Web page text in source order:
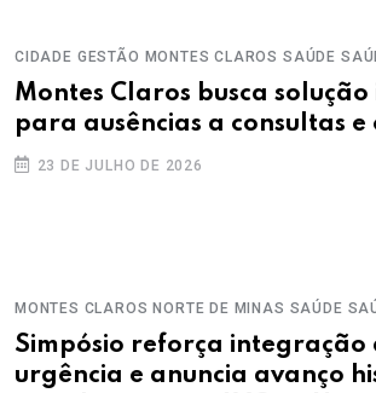
CIDADE GESTÃO MONTES CLAROS SAÚDE
Montes Claros busca
para ausências a consultas e
23 DE JULHO DE 2026
MONTES CLAROS NORTE DE MINAS SAÚDE
Simpósio reforça integração
urgência e anuncia avanço